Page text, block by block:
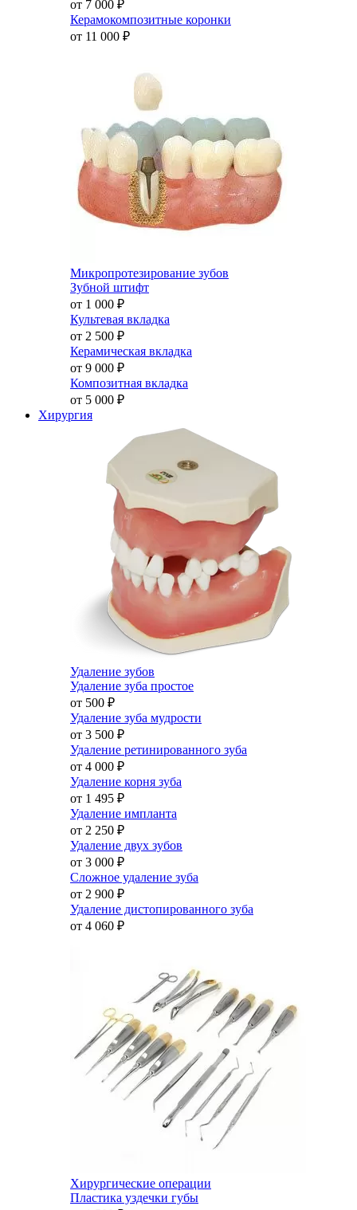
от 7 000 ₽
Керамокомпозитные коронки
от 11 000 ₽
Микропротезирование зубов
Зубной штифт
от 1 000 ₽
Культевая вкладка
от 2 500 ₽
Керамическая вкладка
от 9 000 ₽
Композитная вкладка
от 5 000 ₽
Хирургия
Удаление зубов
Удаление зуба простое
от 500 ₽
Удаление зуба мудрости
от 3 500 ₽
Удаление ретинированного зуба
от 4 000 ₽
Удаление корня зуба
от 1 495 ₽
Удаление импланта
от 2 250 ₽
Удаление двух зубов
от 3 000 ₽
Сложное удаление зуба
от 2 900 ₽
Удаление дистопированного зуба
от 4 060 ₽
Хирургические операции
Пластика уздечки губы